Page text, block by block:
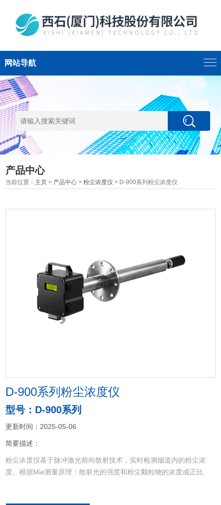
网站导航
产品中心
当前位置： 主页 > 产品中心 >粉尘浓度仪 > D-900系列粉尘浓度仪
D-900系列粉尘浓度仪
型号：D-900系列
更新时间：2025-05-06
简要描述：
粉尘浓度仪基于脉冲激光前向散射技术，实时检测烟道内的粉尘浓
度。根据Mie测量原理：散射光的强度和粉尘颗粒物的浓度成正比